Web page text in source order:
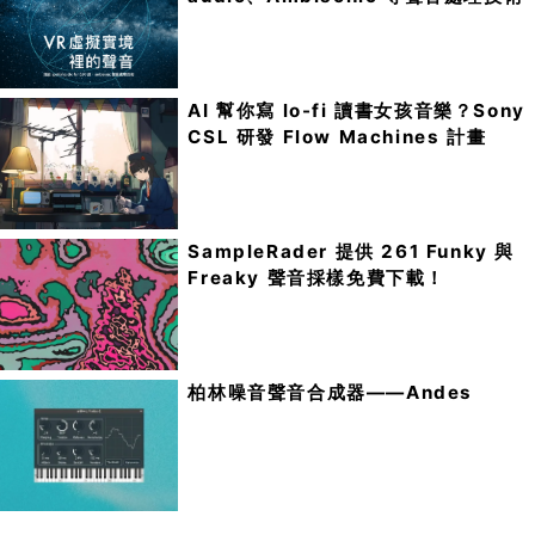
AI 幫你寫 lo-fi 讀書女孩音樂？Sony
CSL 研發 Flow Machines 計畫
SampleRader 提供 261 Funky 與
Freaky 聲音採樣免費下載！
柏林噪音聲音合成器——Andes